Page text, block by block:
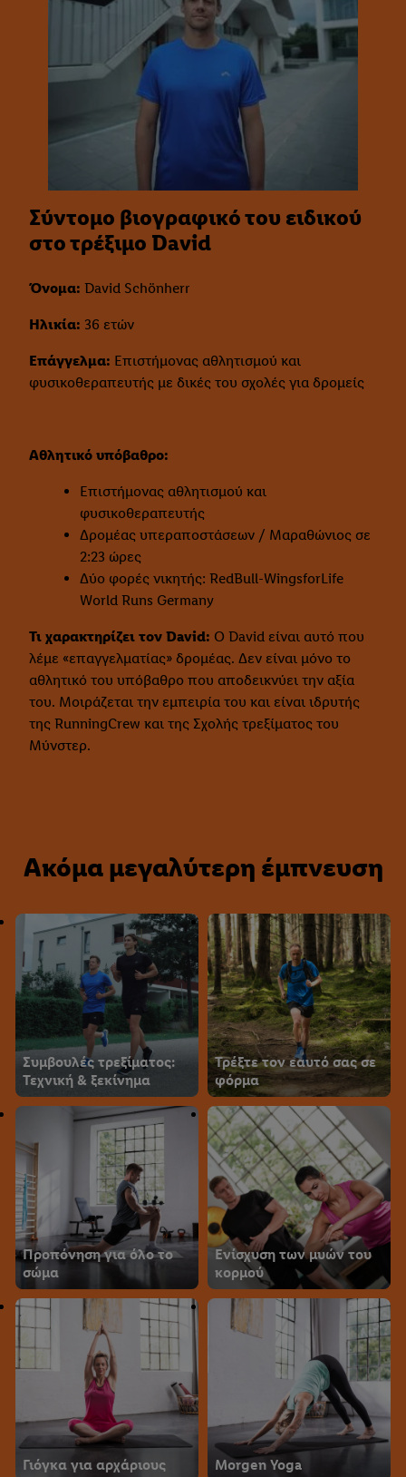
Σύντομο βιογραφικό του ειδικού
στο τρέξιμο David
Όνομα: David Schönherr
Ηλικία: 36 ετών
Επάγγελμα: Επιστήμονας αθλητισμού και
φυσικοθεραπευτής με δικές του σχολές για δρομείς
Αθλητικό υπόβαθρο:
Επιστήμονας αθλητισμού και
φυσικοθεραπευτής
Δρομέας υπεραποστάσεων / Μαραθώνιος σε
2:23 ώρες
Δύο φορές νικητής: RedBull-WingsforLife
World Runs Germany
Τι χαρακτηρίζει τον David: Ο David είναι αυτό που
λέμε «επαγγελματίας» δρομέας. Δεν είναι μόνο το
αθλητικό του υπόβαθρο που αποδεικνύει την αξία
του. Μοιράζεται την εμπειρία του και είναι ιδρυτής
της RunningCrew και της Σχολής τρεξίματος του
Μύνστερ.
Ακόμα μεγαλύτερη έμπνευση
Συμβουλές τρεξίματος:
Τεχνική & ξεκίνημα
Τρέξτε τον εαυτό σας σε
φόρμα
Προπόνηση για όλο το
σώμα
Ενίσχυση των μυών του
κορμού
Γιόγκα για αρχάριους Morgen Yoga